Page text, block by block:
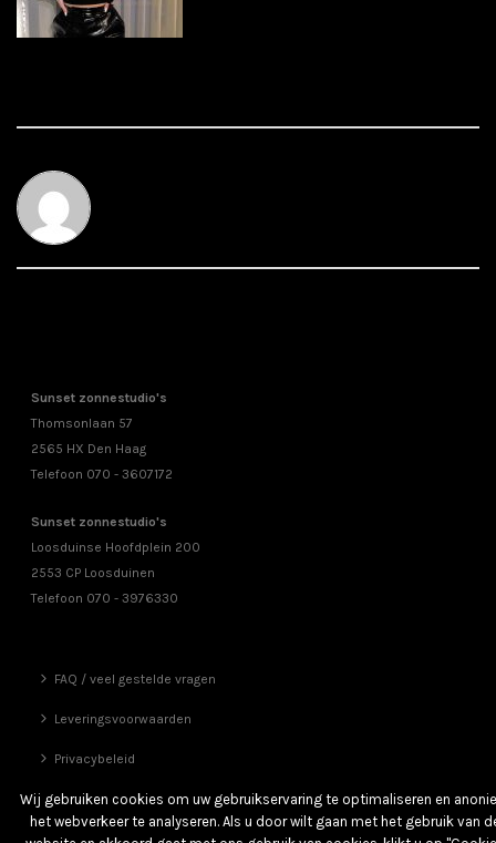
Sunset zonnestudio's
Thomsonlaan 57
2565 HX Den Haag
Telefoon 070 - 3607172
Sunset zonnestudio's
Loosduinse Hoofdplein 200
2553 CP Loosduinen
Telefoon 070 - 3976330
FAQ / veel gestelde vragen
Leveringsvoorwaarden
Privacybeleid
Vrienden
Wij gebruiken cookies om uw gebruikservaring te optimaliseren en
het webverkeer te analyseren. Als u door wilt gaan met het gebruik van